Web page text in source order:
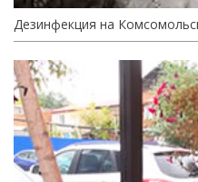
Дезинфекция на